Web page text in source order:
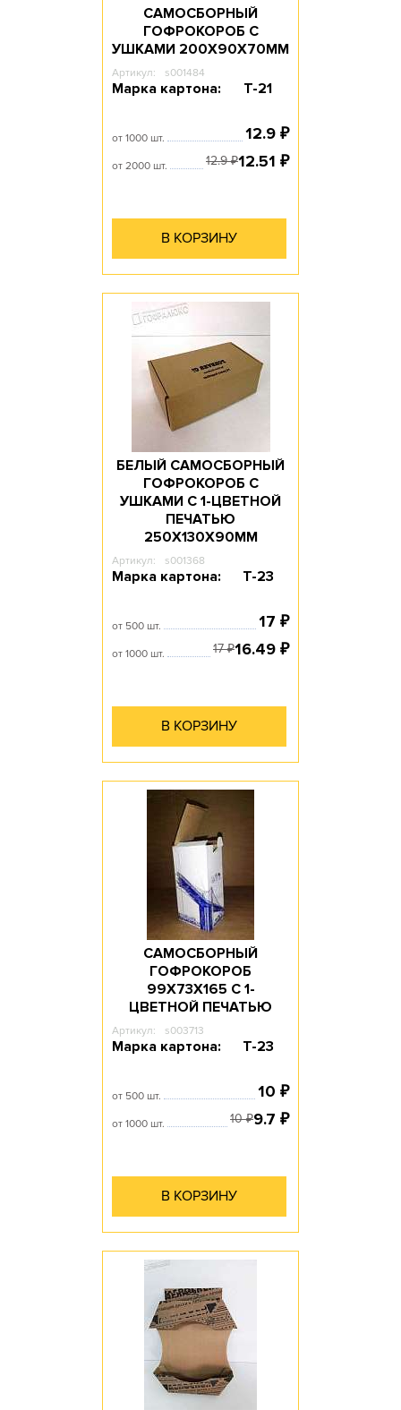
САМОСБОРНЫЙ
ГОФРОКОРОБ С
УШКАМИ 200Х90Х70ММ
Артикул: s001484
Марка картона: Т-21
от 1000 шт. 12.9 ₽
от 2000 шт. 12.9₽12.51 ₽
В КОРЗИНУ
БЕЛЫЙ САМОСБОРНЫЙ
ГОФРОКОРОБ С
УШКАМИ С 1-ЦВЕТНОЙ
ПЕЧАТЬЮ
250Х130Х90ММ
Артикул: s001368
Марка картона: Т-23
от 500 шт. 17 ₽
от 1000 шт. 17₽16.49 ₽
В КОРЗИНУ
САМОСБОРНЫЙ
ГОФРОКОРОБ
99Х73Х165 С 1-
ЦВЕТНОЙ ПЕЧАТЬЮ
Артикул: s003713
Марка картона: Т-23
от 500 шт. 10 ₽
от 1000 шт. 10₽9.7 ₽
В КОРЗИНУ